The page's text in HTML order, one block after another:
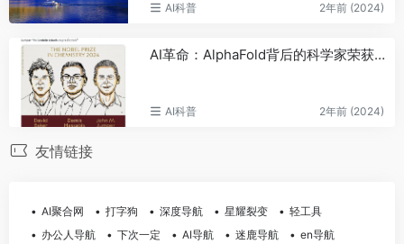
AI科普 2年前 (2024)
AI革命：AlphaFold背后的科学家荣获2024年诺贝尔化学奖
AI科普 2年前 (2024)
友情链接
AI聚合网 打字狗 深度导航 星耀裂变
轻工具
办公人导航
下次一定 AI导航 迷鹿导航
en导航